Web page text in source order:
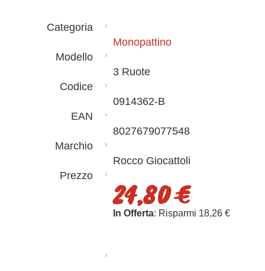
Categoria
Monopattino
Modello
3 Ruote
Codice
0914362-B
EAN
8027679077548
Marchio
Rocco Giocattoli
Prezzo
24,80 €
In Offerta: Risparmi 18,26 €